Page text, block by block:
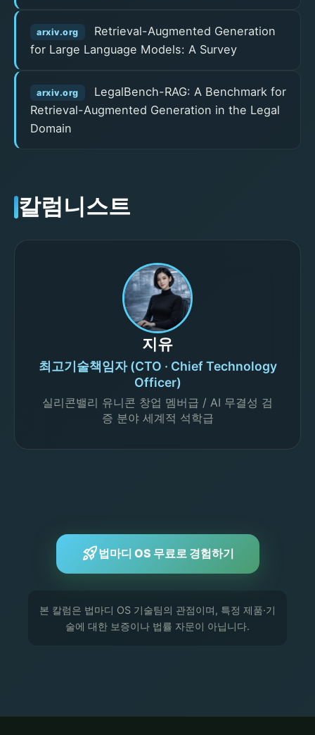
arxiv.org
Retrieval-Augmented Generation
for Large Language Models: A Survey
arxiv.org
LegalBench-RAG: A Benchmark for
Retrieval-Augmented Generation in the Legal
Domain
칼럼니스트
지유
최고기술책임자 (CTO · Chief Technology
Officer)
실리콘밸리 유니콘 창업 멤버급 / AI 무결성 검
증 분야 세계적 석학급
rocket_launch법마디 OS 무료로 경험하기
본 칼럼은 법마디 OS 기술팀의 관점이며, 특정 제품·기
술에 대한 보증이나 법률 자문이 아닙니다.